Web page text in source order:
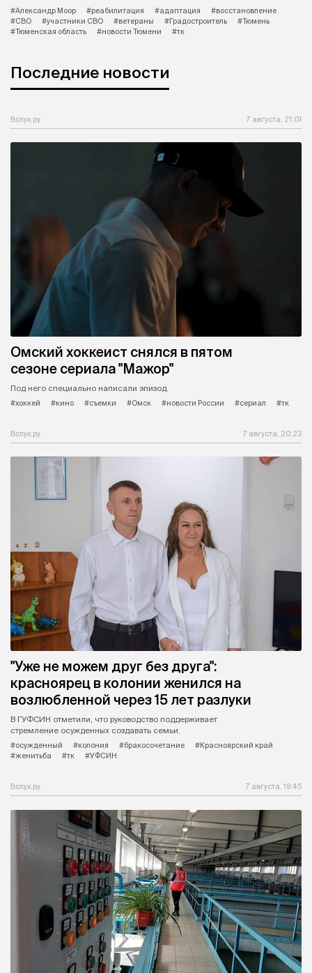
#Александр Моор
#реабилитация #адаптация
#восстановление
#СВО
#участники СВО #ветераны #Градостроитель
#Тюмень
#Тюменская область
#новости Тюмени #тк
Последние новости
Вслух.ру 7 августа, 21:01
Омский хоккеист снялся в пятом
сезоне сериала "Мажор"
Под него специально написали эпизод.
#хоккей
#кино #съемки #Омск #новости России #сериал #тк
Вслух.ру 7 августа, 20:23
"Уже не можем друг без друга":
красноярец в колонии женился на
возлюбленной через 15 лет разлуки
В ГУФСИН отметили, что руководство поддерживает
стремление осужденных создавать семьи.
#осужденный
#колония #бракосочетание
#Красноярский край
#женитьба
#тк #УФСИН
Вслух.ру 7 августа, 19:45